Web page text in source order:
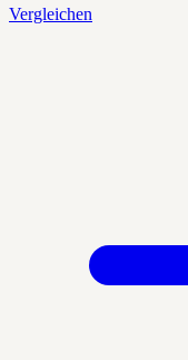
Vergleichen